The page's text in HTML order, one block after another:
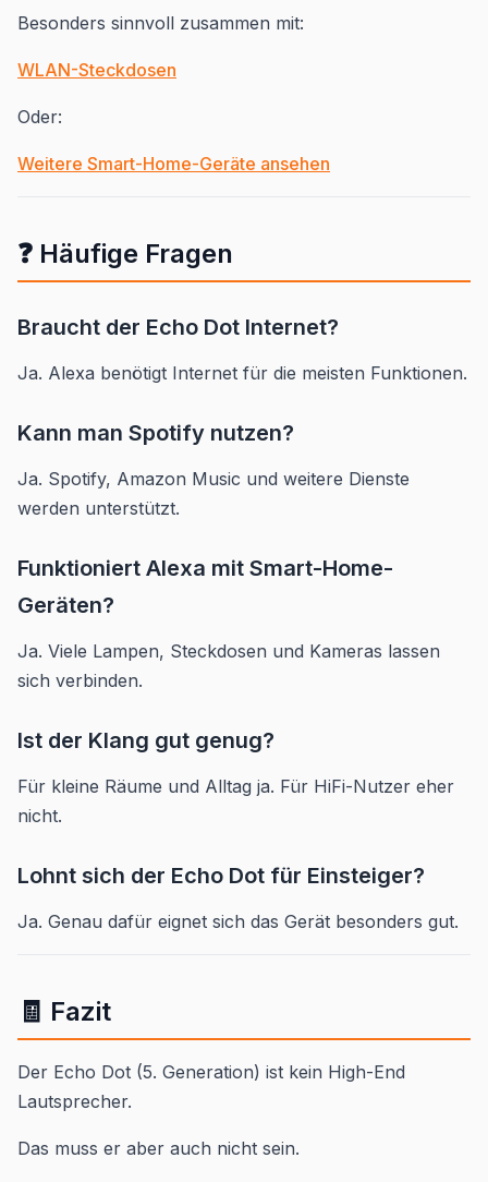
Besonders sinnvoll zusammen mit:
WLAN-Steckdosen
Oder:
Weitere Smart-Home-Geräte ansehen
❓ Häufige Fragen
Braucht der Echo Dot Internet?
Ja. Alexa benötigt Internet für die meisten Funktionen.
Kann man Spotify nutzen?
Ja. Spotify, Amazon Music und weitere Dienste
werden unterstützt.
Funktioniert Alexa mit Smart-Home-
Geräten?
Ja. Viele Lampen, Steckdosen und Kameras lassen
sich verbinden.
Ist der Klang gut genug?
Für kleine Räume und Alltag ja. Für HiFi-Nutzer eher
nicht.
Lohnt sich der Echo Dot für Einsteiger?
Ja. Genau dafür eignet sich das Gerät besonders gut.
🧾 Fazit
Der Echo Dot (5. Generation) ist kein High-End
Lautsprecher.
Das muss er aber auch nicht sein.